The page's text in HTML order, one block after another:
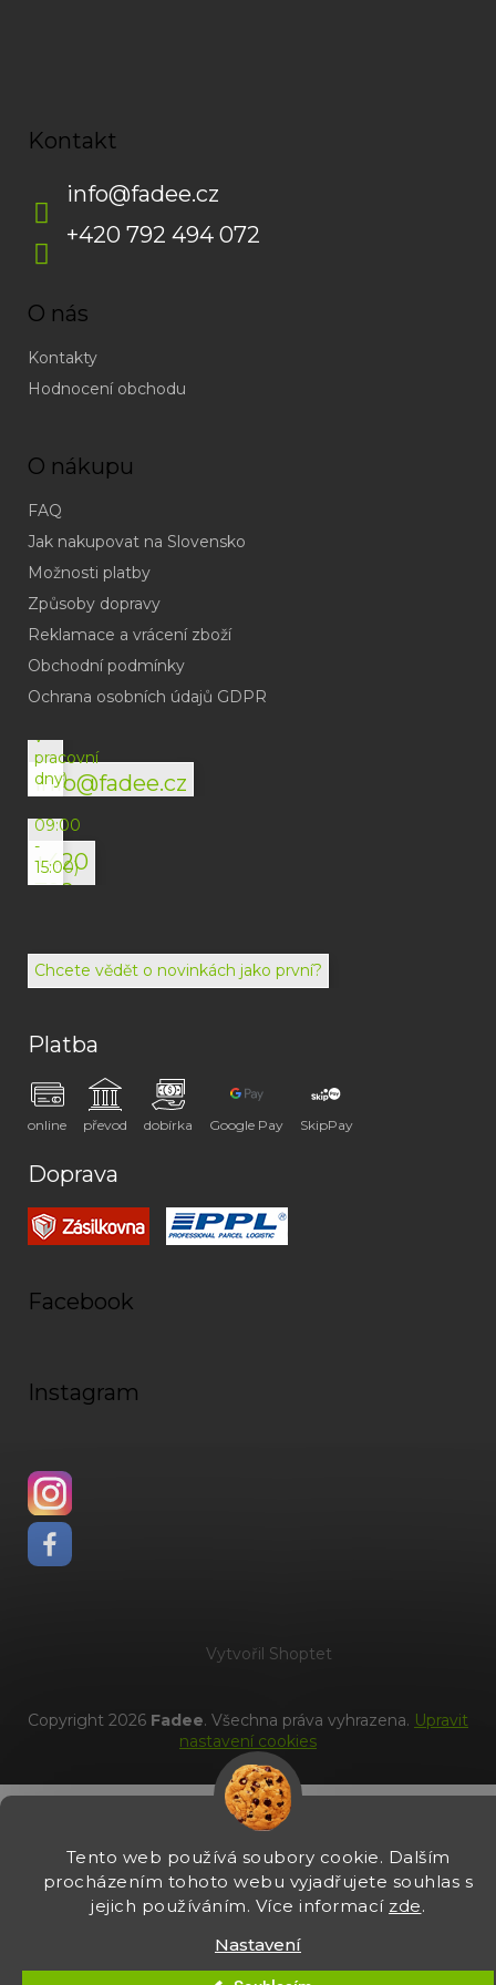
Tento web používá soubory cookie. Dalším
procházením tohoto webu vyjadřujete souhlas s
jejich používáním. Více informací zde.
Nastavení
Kontakt
info@fadee.cz
+420 792 494 072
O nás
Kontakty
Hodnocení obchodu
O nákupu
FAQ
Jak nakupovat na Slovensko
Možnosti platby
Způsoby dopravy
Reklamace a vrácení zboží
Obchodní podmínky
Ochrana osobních údajů GDPR
info@fadee.cz
(odpověď
do
v
pracovní
dny)
+420
792
072
(Po-
09:00
-
15:00)
Chcete vědět o novinkách jako první?
Platba
online převod dobírka Google Pay SkipPay
Doprava
Facebook
Instagram
Vytvořil Shoptet
Copyright 2026 Fadee. Všechna práva vyhrazena. Upravit
nastavení cookies